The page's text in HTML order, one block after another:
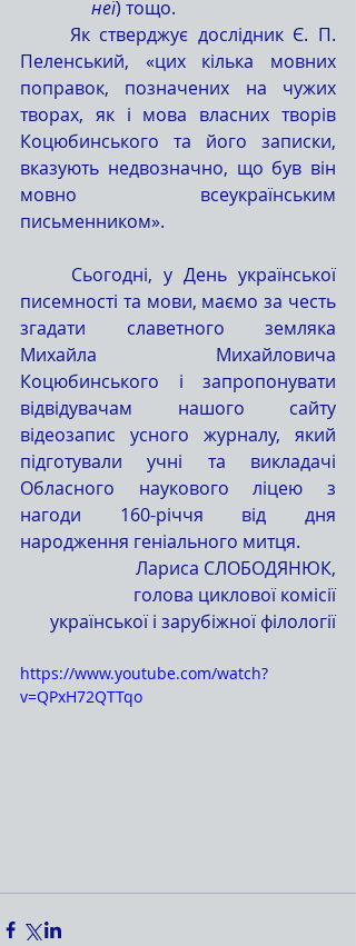
неї) тощо.
Пеленський, «цих кілька мовних
поправок, позначених на чужих
творах, як і мова власних творів
Коцюбинського та його записки,
вказують недвозначно, що був він
мовно всеукраїнським
письменником».
писемності та мови, маємо за честь
згадати славетного земляка
Михайла Михайловича
Коцюбинського і запропонувати
відвідувачам нашого сайту
відеозапис усного журналу, який
підготували учні та викладачі
Обласного наукового ліцею з
нагоди 160-річчя від дня
народження геніального митця.
Лариса СЛОБОДЯНЮК,
голова циклової комісії
української і зарубіжної філології
https://www.youtube.com/watch?
v=QPxH72QTTqo